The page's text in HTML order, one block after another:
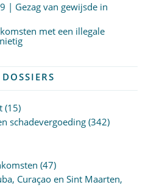
| Gezag van gewijsde in
met een illegale
DOSSIERS
(15)
schadevergoeding(342)
(47)
Curaçao en Sint Maarten,